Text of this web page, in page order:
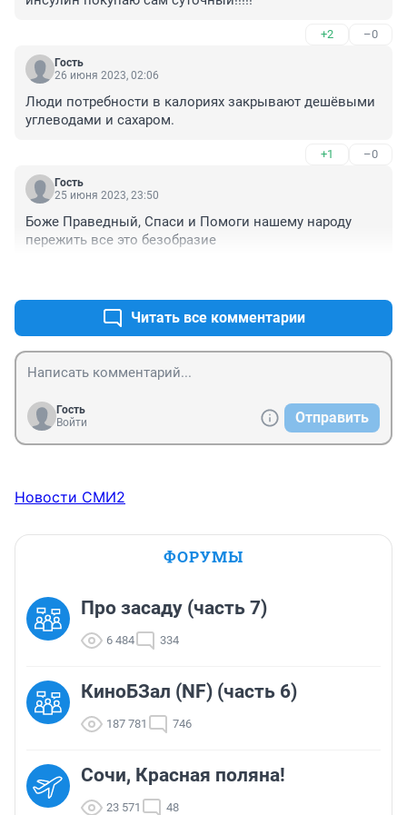
+2 –0
Гость
26 июня 2023, 02:06
Люди потребности в калориях закрывают дешёвыми
углеводами и сахаром.
+1 –0
Гость
25 июня 2023, 23:50
Боже Праведный, Спаси и Помоги нашему народу
пережить все это безобразие
Читать все комментарии
Гость
Войти
Отправить
Новости СМИ2
ФОРУМЫ
Про засаду (часть 7)
6 484 334
КиноБЗал (NF) (часть 6)
187 781 746
Сочи, Красная поляна!
23 571 48